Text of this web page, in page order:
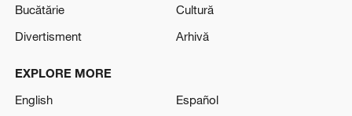
Bucătărie
Cultură
Divertisment
Arhivă
EXPLORE MORE
English
Español